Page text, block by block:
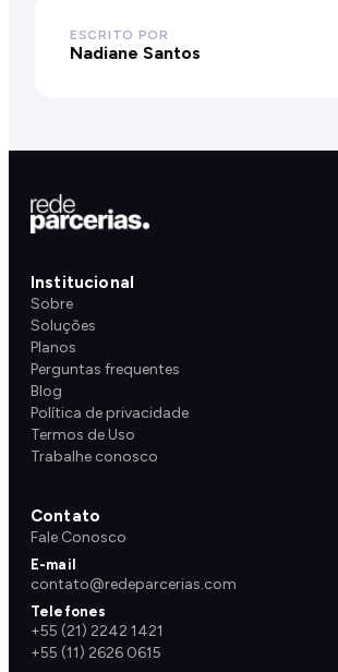
ESCRITO POR
Nadiane Santos
Institucional
Sobre
Soluções
Planos
Perguntas frequentes
Blog
Política de privacidade
Termos de Uso
Trabalhe conosco
Contato
Fale Conosco
E-mail
contato@redeparcerias.com
Telefones
+55 (21) 2242 1421
+55 (11) 2626 0615